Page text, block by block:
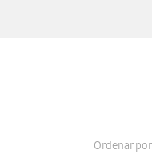
Ordenar por